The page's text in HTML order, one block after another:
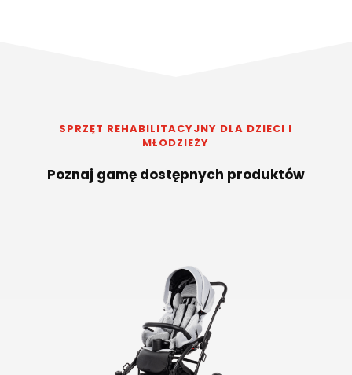
SPRZĘT REHABILITACYJNY DLA DZIECI I
MŁODZIEŻY
Poznaj gamę dostępnych produktów